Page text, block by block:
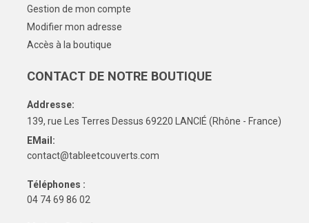
Gestion de mon compte
Modifier mon adresse
Accès à la boutique
CONTACT DE NOTRE BOUTIQUE
Addresse:
139, rue Les Terres Dessus 69220 LANCIÉ (Rhône - France)
EMail:
contact@tableetcouverts.com
Téléphones :
04 74 69 86 02